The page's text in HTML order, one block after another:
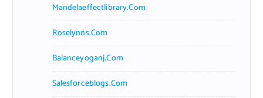
Mandelaeffectlibrary.com
Roselynns.com
Balanceyoganj.com
Salesforceblogs.com